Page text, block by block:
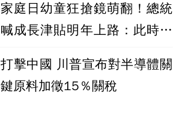
家庭日幼童狂搶鏡萌翻！總統
喊成長津貼明年上路：此時不
打擊中國 川普宣布對半導體關
鍵原料加徵15％關稅